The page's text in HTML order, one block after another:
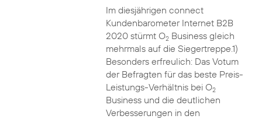
Im diesjährigen connect
Kundenbarometer Internet B2B
2020 stürmt O2Business gleich
mehrmals auf die Siegertreppe.1)
Besonders erfreulich: Das Votum
der Befragten für das beste Preis-
Leistungs-Verhältnis bei O2
Business und die deutlichen
Verbesserungen in den